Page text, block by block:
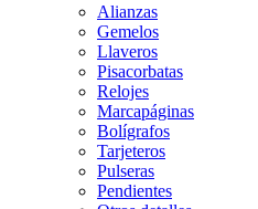
Alianzas
Gemelos
Llaveros
Pisacorbatas
Relojes
Marcapáginas
Bolígrafos
Tarjeteros
Pulseras
Pendientes